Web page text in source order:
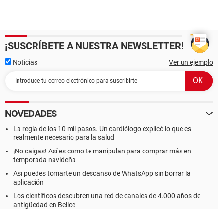
¡SUSCRÍBETE A NUESTRA NEWSLETTER!
Noticias Ver un ejemplo
NOVEDADES
La regla de los 10 mil pasos. Un cardiólogo explicó lo que es
realmente necesario para la salud
¡No caigas! Así es como te manipulan para comprar más en
temporada navideña
Así puedes tomarte un descanso de WhatsApp sin borrar la
aplicación
Los científicos descubren una red de canales de 4.000 años de
antigüedad en Belice